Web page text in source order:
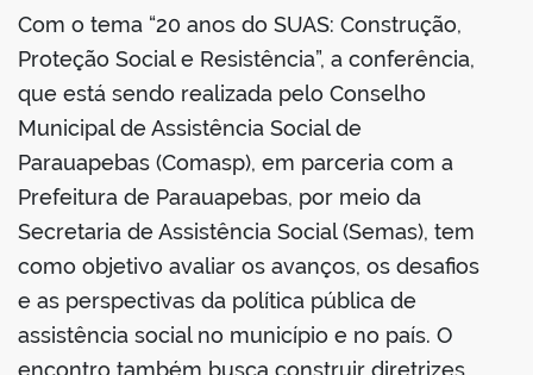
Com o tema “20 anos do SUAS: Construção,
Proteção Social e Resistência”, a conferência,
que está sendo realizada pelo Conselho
Municipal de Assistência Social de
Parauapebas (Comasp), em parceria com a
Prefeitura de Parauapebas, por meio da
Secretaria de Assistência Social (Semas), tem
como objetivo avaliar os avanços, os desafios
e as perspectivas da política pública de
assistência social no município e no país. O
encontro também busca construir diretrizes